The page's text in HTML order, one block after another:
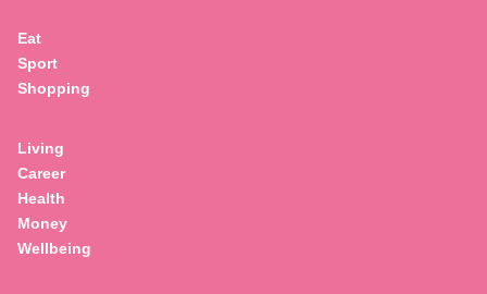
Eat
Sport
Shopping
Living
Career
Health
Money
Wellbeing